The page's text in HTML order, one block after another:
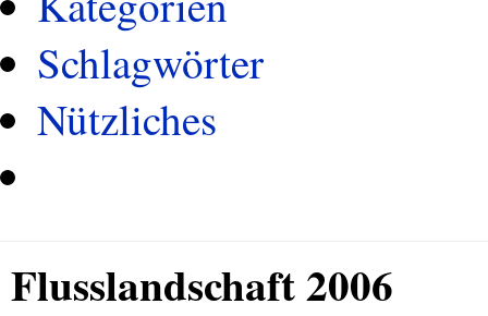
Schlagwörter
Nützliches
Flusslandschaft 2006